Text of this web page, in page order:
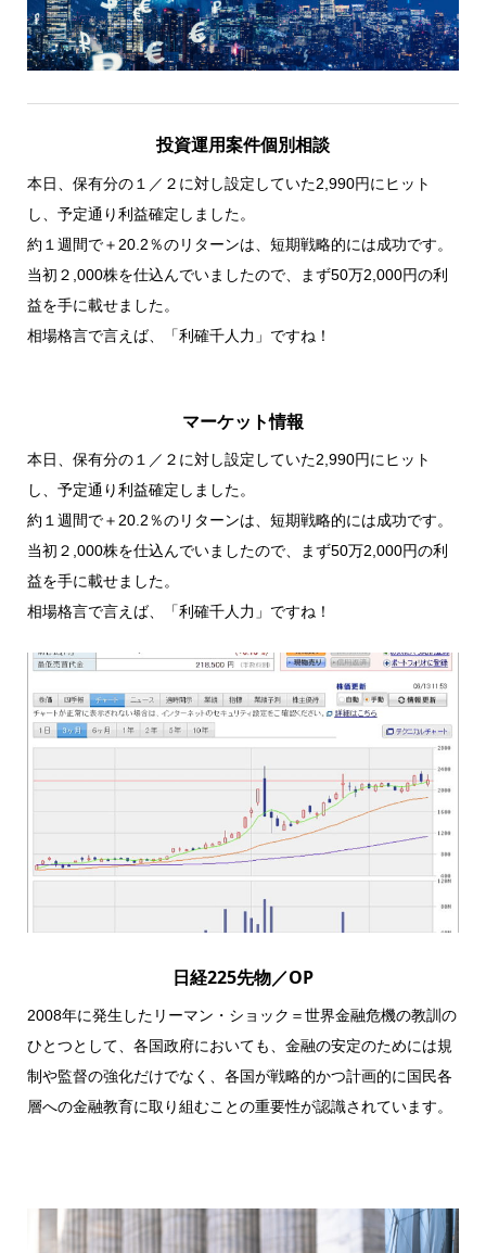
投資運用案件個別相談
本日、保有分の１／２に対し設定していた2,990円にヒット
し、予定通り利益確定しました。
約１週間で＋20.2％のリターンは、短期戦略的には成功です。
当初２,000株を仕込んでいましたので、まず50万2,000円の利
益を手に載せました。
相場格言で言えば、「利確千人力」ですね！
マーケット情報
本日、保有分の１／２に対し設定していた2,990円にヒット
し、予定通り利益確定しました。
約１週間で＋20.2％のリターンは、短期戦略的には成功です。
当初２,000株を仕込んでいましたので、まず50万2,000円の利
益を手に載せました。
相場格言で言えば、「利確千人力」ですね！
日経225先物／OP
2008年に発生したリーマン・ショック＝世界金融危機の教訓の
ひとつとして、各国政府においても、金融の安定のためには規
制や監督の強化だけでなく、各国が戦略的かつ計画的に国民各
層への金融教育に取り組むことの重要性が認識されています。